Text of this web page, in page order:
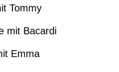
Tommy
Bacardi
Emma